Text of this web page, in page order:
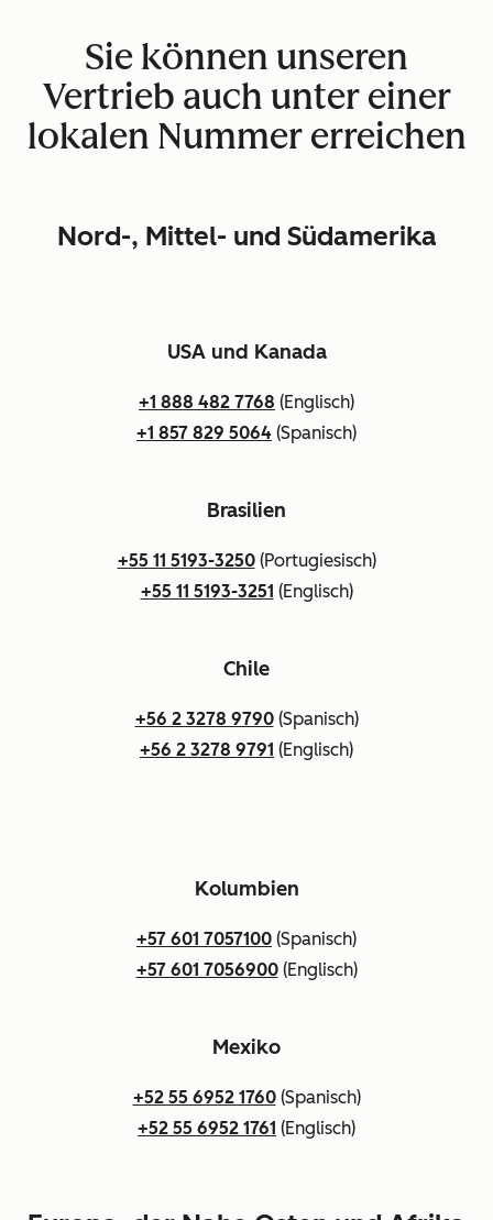
Sie können unseren
Vertrieb auch unter einer
lokalen Nummer erreichen
Nord-, Mittel- und Südamerika
USA und Kanada
+1 888 482 7768 (Englisch)
+1 857 829 5064 (Spanisch)
Brasilien
+55 11 5193-3250(Portugiesisch)
+55 11 5193-3251 (Englisch)
Chile
+56 2 3278 9790(Spanisch)
+56 2 3278 9791 (Englisch)
Kolumbien
+57 601 7057100 (Spanisch)
+57 601 7056900(Englisch)
Mexiko
+52 55 6952 1760(Spanisch)
+52 55 6952 1761 (Englisch)